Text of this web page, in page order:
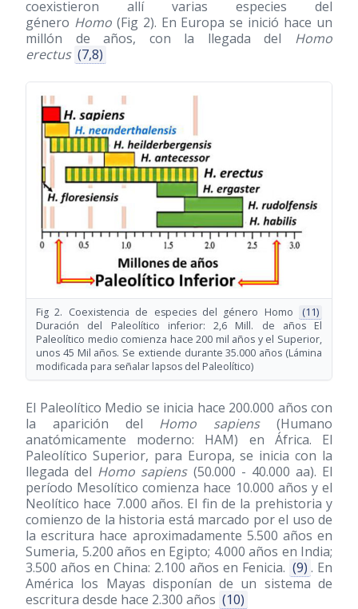
coexistieron allí varias especies del
género Homo(Fig 2). En Europa se inició hace un
millón de años, con la llegada del Homo
erectus (7,8)
Fig 2. Coexistencia de especies del género Homo
(11)
Duración del Paleolítico inferior: 2,6 Mill. de años El
Paleolítico medio comienza hace 200 mil años y el Superior,
unos 45 Mil años. Se extiende durante 35.000 años (Lámina
modificada para señalar lapsos del Paleolítico)
El Paleolítico Medio se inicia hace 200.000 años con
la aparición del Homo sapiens(Humano
anatómicamente moderno: HAM) en África. El
Paleolítico Superior, para Europa, se inicia con la
llegada del Homo sapiens(50.000 - 40.000 aa). El
período Mesolítico comienza hace 10.000 años y el
Neolítico hace 7.000 años. El fin de la prehistoria y
comienzo de la historia está marcado por el uso de
la escritura hace aproximadamente 5.500 años en
Sumeria, 5.200 años en Egipto; 4.000 años en India;
3.500 años en China: 2.100 años en Fenicia. (9) . En
América los Mayas disponían de un sistema de
escritura desde hace 2.300 años (10)